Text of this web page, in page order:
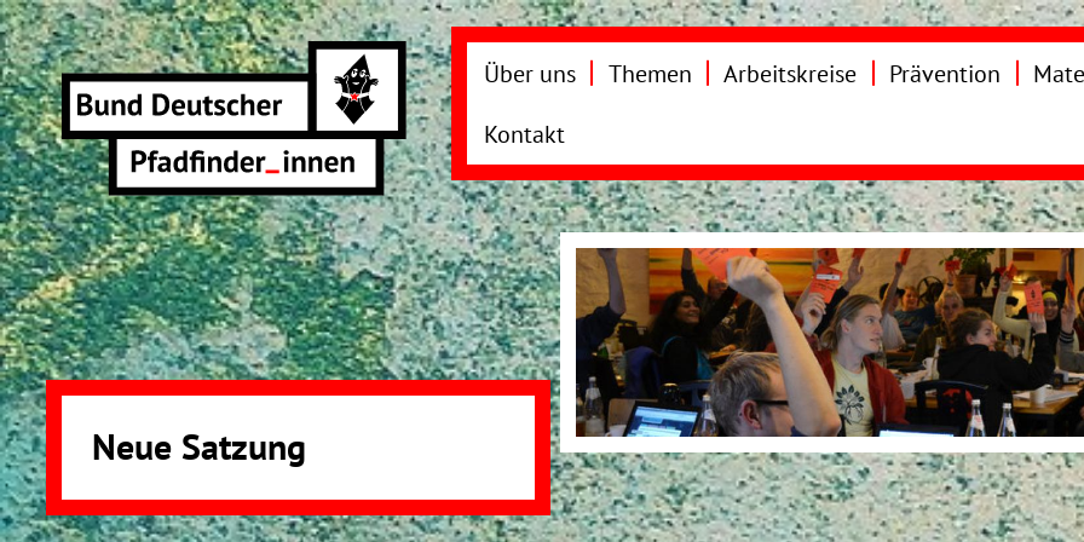
Direkt
zum
Inhalt
Über uns Themen Arbeitskreise Prävention
Kontakt
Neue Satzung